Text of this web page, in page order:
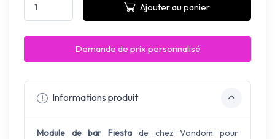
Ajouter au panier
Demande de prix personnalisé
Informations produit
Module de barFiesta de chez Vondompour